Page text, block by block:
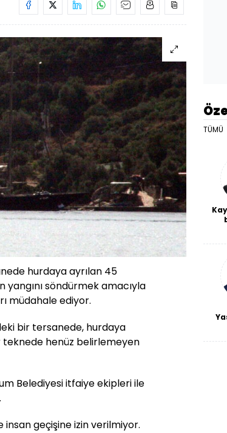
hurdaya ayrılan 45
söndürmek amacıyla
müdahale ediyor.
bir tersanede, hurdaya
teknede henüz belirlemeyen
Belediyesi itfaiye ekipleri ile
insan geçişine izin verilmiyor.
TÜMÜ